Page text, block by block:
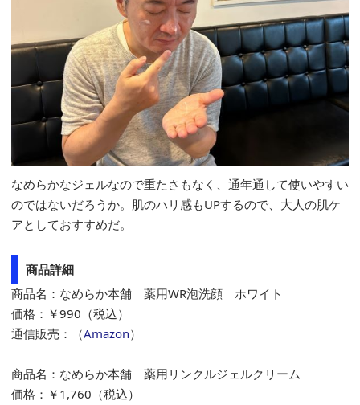
なめらかなジェルなので重たさもなく、通年通して使いやすい
のではないだろうか。肌のハリ感もUPするので、大人の肌ケ
アとしておすすめだ。
商品詳細
商品名：なめらか本舗 薬用WR泡洗顔 ホワイト
価格：￥990（税込）
通信販売：（Amazon）
商品名：なめらか本舗 薬用リンクルジェルクリーム
価格：￥1,760（税込）